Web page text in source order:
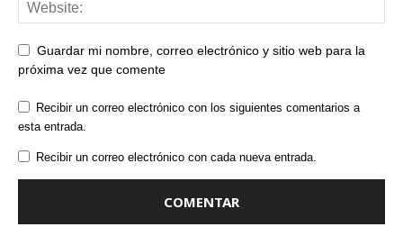
Guardar mi nombre, correo electrónico y sitio web para la
próxima vez que comente
Recibir un correo electrónico con los siguientes comentarios a
esta entrada.
Recibir un correo electrónico con cada nueva entrada.